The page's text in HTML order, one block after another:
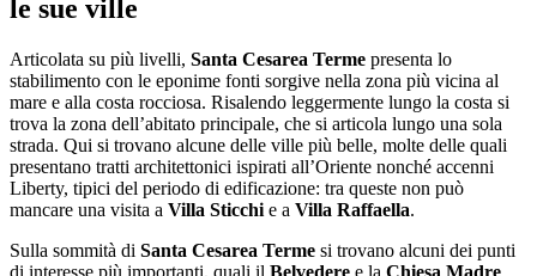
le sue ville
Articolata su più livelli, Santa Cesarea Terme presenta lo
stabilimento con le eponime fonti sorgive nella zona più vicina al
mare e alla costa rocciosa. Risalendo leggermente lungo la costa si
trova la zona dell’abitato principale, che si articola lungo una sola
strada. Qui si trovano alcune delle ville più belle, molte delle quali
presentano tratti architettonici ispirati all’Oriente nonché accenni
Liberty, tipici del periodo di edificazione: tra queste non può
mancare una visita a Villa Sticchi e a Villa Raffaella.
Sulla sommità di Santa Cesarea Terme si trovano alcuni dei punti